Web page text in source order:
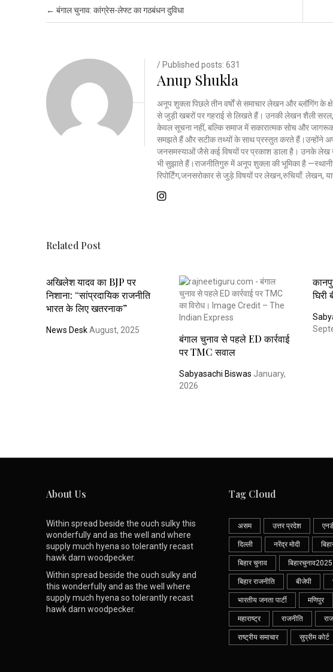
Post navigation
← बंगाल चुनाव: कांग्रेस-लेफ्ट का गठबंधन दुविधा
/ Published posts: 631
Anup Shukla
अनूप शुक्ला पिछले तीन वर्षों से समाचार लेखन और ब्लॉगिंग
से जुड़ी खबरों पर गहराई से लिखते हैं। उनकी लेखन शैली सरल,
केवल सूचना नहीं, बल्कि समाज में सकारात्मक सोच और
समझते हैं और सटीक तथ्यों के साथ प्रस्तुत करते हैं।उन्होंने
जनसमस्याओं जैसे कई विषयों पर प्रकाश डाला है। उनके लेख न
भी सुझाते हैं।राजनीतिगुरु में अनूप शुक्ला की भूमिका है
रिपोर्टिंग,जनसरोकार से जुड़े विषयों पर लेखन,रुचियाँ: लेखन,
Related Post
अखिलेश यादव का BJP पर
निशाना: “सांप्रदायिक राजनीति
भारत के लिए खतरनाक”
News DeskAugust, 2025
बंगाल चुनाव से पहले ED कार्रवाई
पर TMC सवाल
Sabyasachi Biswas January,
2026
घिरी
About Us
Within spread beside the ouch sulky this
wonderfully and as the well and where
supply much hyena so tolerantly recast
hawk darn woodpecker.
Within spread beside the ouch sulky and
this wonderfully and as the well where
supply much hyena so tolerantly recast
hawk darn woodpecker.
Tag Cloud
असम उत्तर प्रदेश
दिल्ली नरेंद्र मोदी
बिहार चुनाव बिहारचुनाव2025
बिहार राजनीति बीजेपी
भारतीय जनता पार्टी मणिपुर
महाराष्ट्र राजनीति
राष्ट्रीय समाचार सुप्रीम कोर्ट